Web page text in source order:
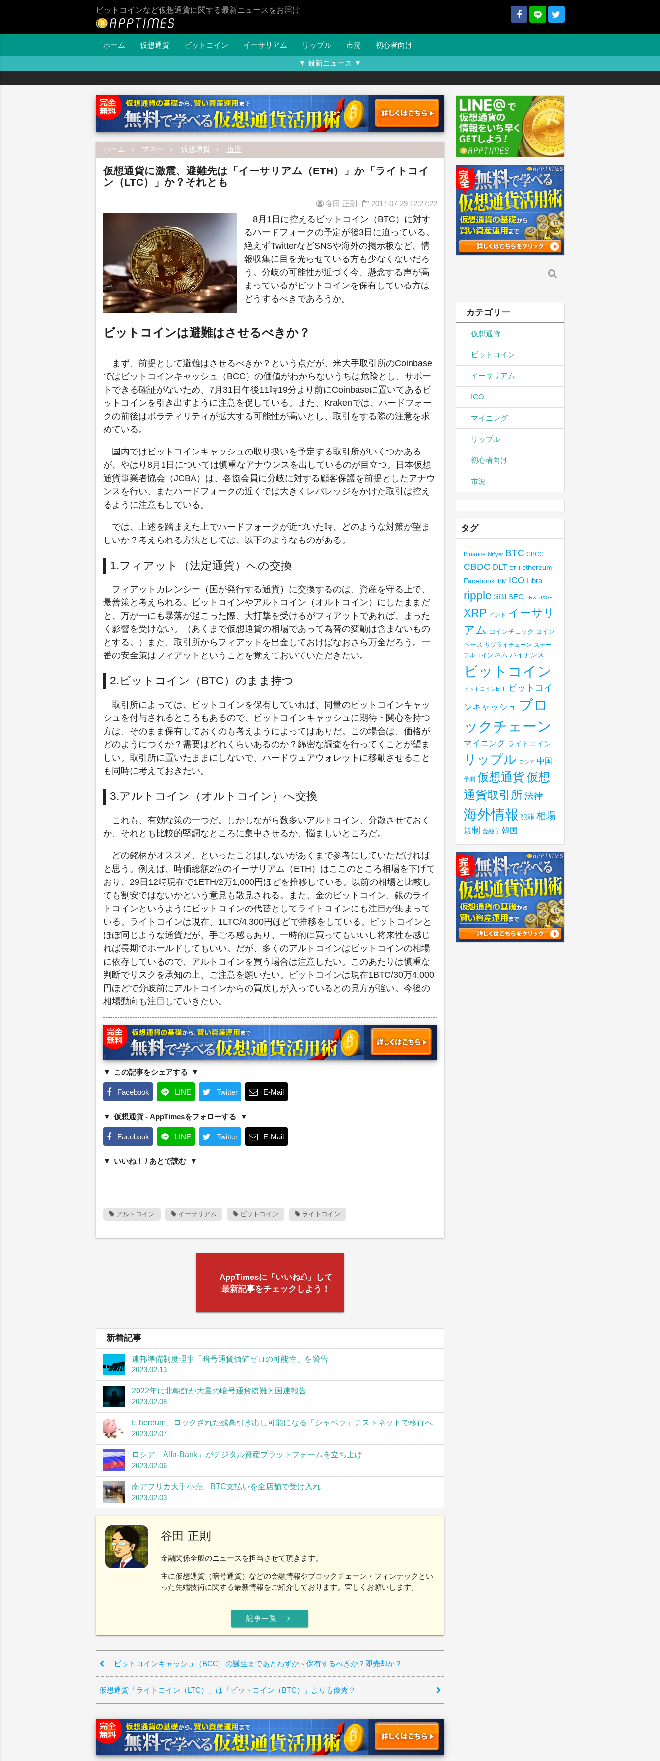
ビットコインなど仮想通貨に関する最新ニュースをお届け
ホーム 仮想通貨 ビットコイン イーサリアム リップル 市況 初心者向け
▼ 最新ニュース ▼
ホーム マネー 仮想通貨 市況
仮想通貨に激震、避難先は「イーサリアム（ETH）」か「ライトコイ
ン（LTC）」か？それとも
谷田 正則 2017-07-29 12:27:22
8月1日に控えるビットコイン（BTC）に対す
るハードフォークの予定が後3日に迫っている。
絶えずTwitterなどSNSや海外の掲示板など、情
報収集に目を光らせている方も少なくないだろ
う。分岐の可能性が近づく今、懸念する声が高
まっているがビットコインを保有している方は
どうするべきであろうか。
ビットコインは避難はさせるべきか？
まず、前提として避難はさせるべきか？という点だが、米大手取引所のCoinbase
ではビットコインキャッシュ（BCC）の価値がわからないうちは危険とし、サポー
トできる確証がないため、7月31日午後11時19分より前にCoinbaseに置いてあるビ
ットコインを引き出すように注意を促している。また、Krakenでは、ハードフォー
クの前後はボラティリティが拡大する可能性が高いとし、取引をする際の注意を求
めている。
国内ではビットコインキャッシュの取り扱いを予定する取引所がいくつかある
が、やはり8月1日については慎重なアナウンスを出しているのが目立つ。日本仮想
通貨事業者協会（JCBA）は、各協会員に分岐に対する顧客保護を前提としたアナウ
ンスを行い、またハードフォークの近くでは大きくレバレッジをかけた取引は控え
るように注意もしている。
では、上述を踏まえた上でハードフォークが近づいた時、どのような対策が望ま
しいか？考えられる方法としては、以下のようなものがある。
1.フィアット（法定通貨）への交換
フィアットカレンシー（国が発行する通貨）に交換するのは、資産を守る上で、
最善策と考えられる。ビットコインやアルトコイン（オルトコイン）にしたままだ
と、万が一にも暴落が起こった際、大打撃を受けるがフィアットであれば、まった
く影響を受けない。（あくまで仮想通貨の相場であって為替の変動は含まないもの
とする。）また、取引所からフィアットを出金しておけばなおさら万全だろう。一
番の安全策はフィアットということを覚えておいていただきたい。
2.ビットコイン（BTC）のまま持つ
取引所によっては、ビットコインを保有していれば、同量のビットコインキャッ
シュを付与されるところもあるので、ビットコインキャッシュに期待・関心を持つ
方は、そのまま保有しておくのも考えようによってはありだ。この場合は、価格が
どのようにつくか？需要はどれくらいあるのか？綿密な調査を行ってくことが望ま
しい。取引所に置いたままにしないで、ハードウェアウォレットに移動させること
も同時に考えておきたい。
3.アルトコイン（オルトコイン）へ交換
これも、有効な策の一つだ。しかしながら数多いアルトコイン、分散させておく
か、それとも比較的堅調なところに集中させるか、悩ましいところだ。
どの銘柄がオススメ、といったことはしないがあくまで参考にしていただければ
と思う。例えば、時価総額2位のイーサリアム（ETH）はここのところ相場を下げて
おり、29日12時現在で1ETH/2万1,000円ほどを推移している。以前の相場と比較し
ても割安ではないかという意見も散見される。また、金のビットコイン、銀のライ
トコインというようにビットコインの代替としてライトコインにも注目が集まって
いる。ライトコインは現在、1LTC/4,300円ほどで推移をしている。ビットコインと
ほぼ同じような通貨だが、手ごろ感もあり、一時的に買ってもいいし将来性を感じ
れば長期でホールドしてもいい。だが、多くのアルトコインはビットコインの相場
に依存しているので、アルトコインを買う場合は注意したい。このあたりは慎重な
判断でリスクを承知の上、ご注意を願いたい。ビットコインは現在1BTC/30万4,000
円ほどで分岐前にアルトコインからの買戻しが入っているとの見方が強い。今後の
相場動向も注目していきたい。
この記事をシェアする
Facebook LINE Twitter E-Mail
仮想通貨 - AppTimesをフォローする
Facebook LINE Twitter E-Mail
いいね！ / あとで読む
アルトコイン イーサリアム ビットコイン ライトコイン
AppTimesに「いいね
」して
最新記事をチェックしよう！
新着記事
連邦準備制度理事「暗号通貨価値ゼロの可能性」を警告
2023.02.13
2022年に北朝鮮が大量の暗号通貨盗難と国連報告
2023.02.08
Ethereum、ロックされた残高引き出し可能になる「シャペラ」テストネットで移行へ
2023.02.07
ロシア「Alfa-Bank」がデジタル資産プラットフォームを立ち上げ
2023.02.06
南アフリカ大手小売、BTC支払いを全店舗で受け入れ
2023.02.03
谷田 正則
金融関係全般のニュースを担当させて頂きます。
主に仮想通貨（暗号通貨）などの金融情報やブロックチェーン・フィンテックとい
った先端技術に関する最新情報をご紹介しております。宜しくお願いします。
記事一覧 chevron_right
ビットコインキャッシュ（BCC）の誕生まであとわずか～保有するべきか？即売却か？
仮想通貨「ライトコイン（LTC）」は「ビットコイン（BTC）」よりも優秀？
索:
カテゴリー
仮想通貨
ビットコイン
イーサリアム
ICO
マイニング
リップル
初心者向け
市況
タグ
Binance bitflyer BTC CBCC
CBDC DLT ETH ethereum
Facebook IBM ICO Libra
ripple SBI SEC TRX UASF
XRP インド イーサリ
アム コインチェック コイン
ベース サプライチェーン ステー
ブルコイン ネム バイナンス
ビットコイン
ビットコインETF
ビットコイ
ンキャッシュ ブロ
ックチェーン
マイニング ライトコイン
リップル ロシア 中国
予測 仮想通貨仮想
通貨取引所 法律
海外情報 犯罪 相場
規制 金融庁 韓国